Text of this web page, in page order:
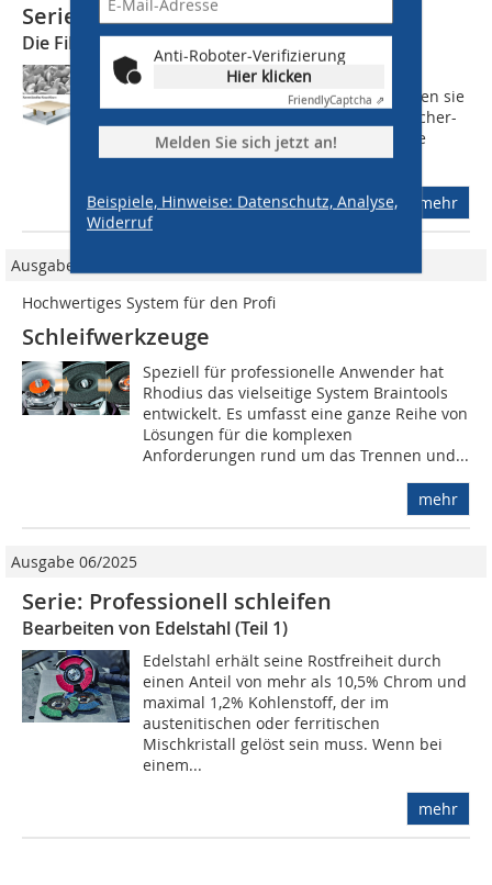
Anti-Roboter-Verifizierung
Hier klicken
FriendlyCaptcha ⇗
Melden Sie sich jetzt an!
Beispiele, Hinweise: Datenschutz, Analyse,
Widerruf
Serie: Schleifscheiben
Die Fiberscheibe (1)
Fiberscheiben sind die aggressivsten
Schleifmittel. In kürzester Zeit erreichen sie
einen sehr viel höheren Abtrag als Fächer-
oder Schruppscheiben. Herkömmliche
einlagige Fiberscheiben haben...
mehr
Ausgabe 04/2011
Hochwertiges System für den Profi
Schleifwerkzeuge
Speziell für professionelle Anwender hat
Rhodius das vielseitige System Braintools
entwickelt. Es umfasst eine ganze Reihe von
Lösungen für die komplexen
Anforderungen rund um das Trennen und...
mehr
Ausgabe 06/2025
Serie: Professionell schleifen
Bearbeiten von Edelstahl (Teil 1)
Edelstahl erhält seine Rostfreiheit durch
einen Anteil von mehr als 10,5% Chrom und
maximal 1,2% Kohlenstoff, der im
austenitischen oder ferritischen
Mischkristall gelöst sein muss. Wenn bei
einem...
mehr